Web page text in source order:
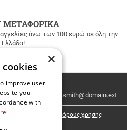
ΜΕΤΑΦΟΡΙΚΑ
άνω των 100 ευρώ σε όλη την
Ελλάδα!
κι αποδέχομαι τους όρους χρήσης
×
improve user
you
with